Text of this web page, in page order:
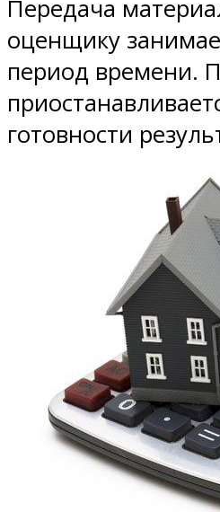
Передача
оценщику
период времени.
готовности